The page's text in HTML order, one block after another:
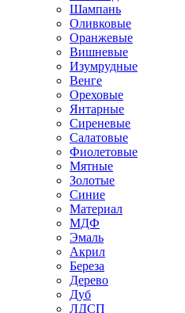
Шампань
Оливковые
Оранжевые
Вишневые
Изумрудные
Венге
Ореховые
Янтарные
Сиреневые
Салатовые
Фиолетовые
Мятные
Золотые
Синие
Материал
МДФ
Эмаль
Акрил
Береза
Дерево
Дуб
ЛДСП